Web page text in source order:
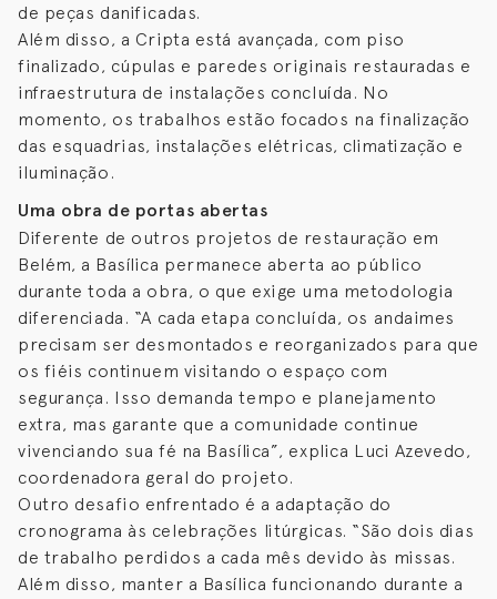
de peças danificadas.
Além disso, a Cripta está avançada, com piso
finalizado, cúpulas e paredes originais restauradas e
infraestrutura de instalações concluída. No
momento, os trabalhos estão focados na finalização
das esquadrias, instalações elétricas, climatização e
iluminação.
Uma obra de portas abertas
Diferente de outros projetos de restauração em
Belém, a Basílica permanece aberta ao público
durante toda a obra, o que exige uma metodologia
diferenciada. “A cada etapa concluída, os andaimes
precisam ser desmontados e reorganizados para que
os fiéis continuem visitando o espaço com
segurança. Isso demanda tempo e planejamento
extra, mas garante que a comunidade continue
vivenciando sua fé na Basílica”, explica Luci Azevedo,
coordenadora geral do projeto.
Outro desafio enfrentado é a adaptação do
cronograma às celebrações litúrgicas. “São dois dias
de trabalho perdidos a cada mês devido às missas.
Além disso, manter a Basílica funcionando durante a